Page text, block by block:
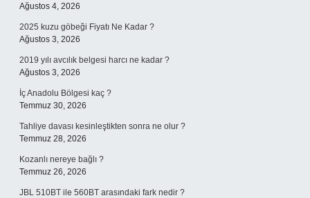
Ağustos 4, 2026
2025 kuzu göbeği Fiyatı Ne Kadar ?
Ağustos 3, 2026
2019 yılı avcılık belgesi harcı ne kadar ?
Ağustos 3, 2026
İç Anadolu Bölgesi kaç ?
Temmuz 30, 2026
Tahliye davası kesinleştikten sonra ne olur ?
Temmuz 28, 2026
Kozanlı nereye bağlı ?
Temmuz 26, 2026
JBL 510BT ile 560BT arasındaki fark nedir ?